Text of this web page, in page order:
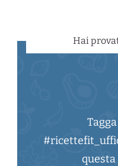
Hai